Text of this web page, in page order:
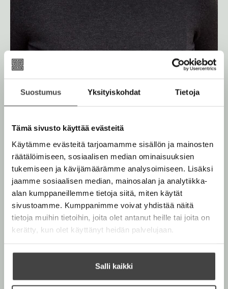
Suostumus Yksityiskohdat Tietoja
Tämä sivusto käyttää evästeitä
Käytämme evästeitä tarjoamamme sisällön ja mainosten
räätälöimiseen, sosiaalisen median ominaisuuksien
tukemiseen ja kävijämäärämme analysoimiseen. Lisäksi
jaamme sosiaalisen median, mainosalan ja analytiikka-
alan kumppaneillemme tietoja siitä, miten käytät
sivustoamme. Kumppanimme voivat yhdistää näitä
tietoja muihin tietoihin, joita olet antanut heille tai joita on
kerätty, kun olet käyttänyt heidän palvelujaan.
Salli kaikki
Kuva: Emma Trim
Teokset